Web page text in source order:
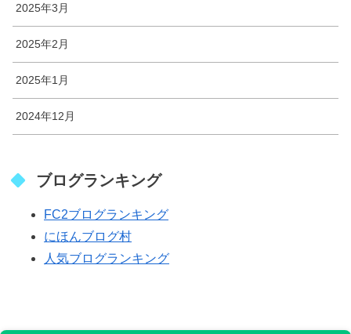
2025年3月
2025年2月
2025年1月
2024年12月
ブログランキング
FC2ブログランキング
にほんブログ村
人気ブログランキング